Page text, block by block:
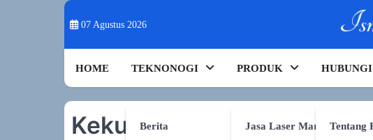
07 Agustus 2026
HOME TEKNONOGI
Berita
PRODUK
Jasa Laser MarkingTentang
Kekuatan Ganda: